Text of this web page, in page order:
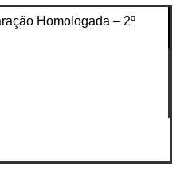
Homologada – 2º